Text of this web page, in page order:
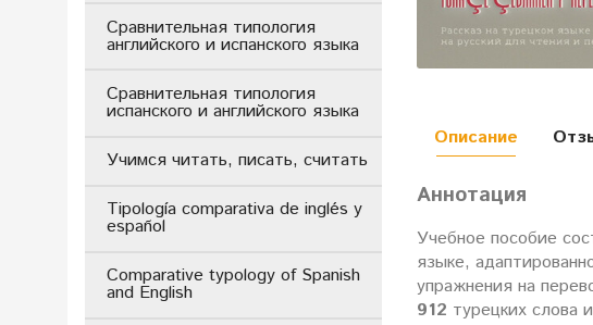
Описание
Аннотация
Учебное пособие
языке,
упражнения на
912 турецких слова
Сравнительная типология
английского и испанского языка
Сравнительная типология
испанского и английского языка
Учимся читать, писать, считать
Tipología comparativa de inglés y
español
Comparative typology of Spanish
and English